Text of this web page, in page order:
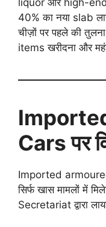
liquor और high-
40% का नया slab
चीज़ों पर पहले की
items खरीदना और
Cars पर
Imported
सिर्फ खास मामलों में
Secretariat द्वारा